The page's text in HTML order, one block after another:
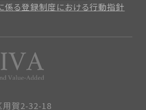
用賀2-32-18
係る登録制度における行動指針